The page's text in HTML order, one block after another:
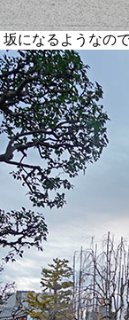
になるようなの